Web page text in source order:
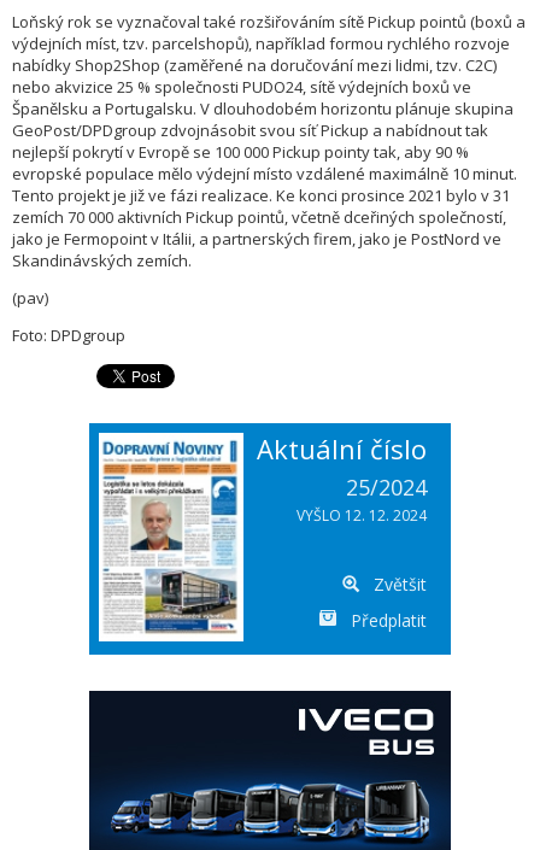
Loňský rok se vyznačoval také rozšiřováním sítě Pickup pointů (boxů a
výdejních míst, tzv. parcelshopů), například formou rychlého rozvoje
nabídky Shop2Shop (zaměřené na doručování mezi lidmi, tzv. C2C)
nebo akvizice 25 % společnosti PUDO24, sítě výdejních boxů ve
Španělsku a Portugalsku. V dlouhodobém horizontu plánuje skupina
GeoPost/DPDgroup zdvojnásobit svou síť Pickup a nabídnout tak
nejlepší pokrytí v Evropě se 100 000 Pickup pointy tak, aby 90 %
evropské populace mělo výdejní místo vzdálené maximálně 10 minut.
Tento projekt je již ve fázi realizace. Ke konci prosince 2021 bylo v 31
zemích 70 000 aktivních Pickup pointů, včetně dceřiných společností,
jako je Fermopoint v Itálii, a partnerských firem, jako je PostNord ve
Skandinávských zemích.
(pav)
Foto: DPDgroup
Aktuální číslo
25/2024
VYŠLO 12. 12. 2024
Zvětšit
Předplatit